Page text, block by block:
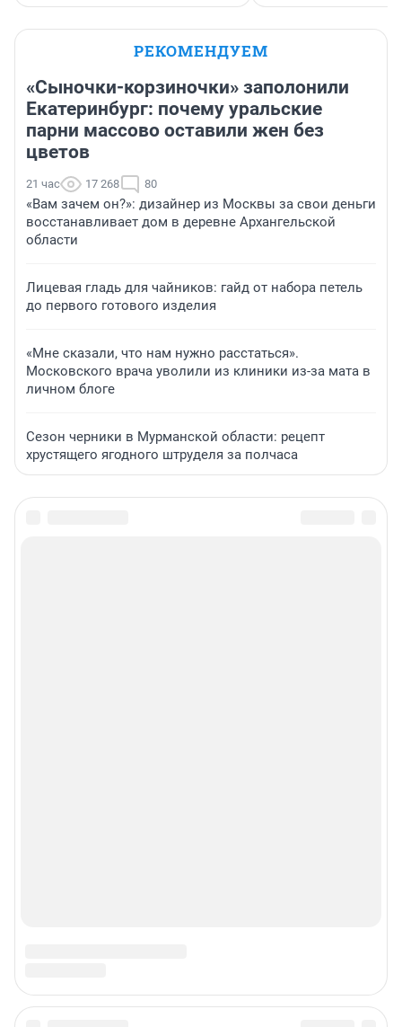
РЕКОМЕНДУЕМ
«Сыночки-корзиночки» заполонили
Екатеринбург: почему уральские
парни массово оставили жен без
цветов
21 час 17 268 80
«Вам зачем он?»: дизайнер из Москвы за свои деньги
восстанавливает дом в деревне Архангельской
области
Лицевая гладь для чайников: гайд от набора петель
до первого готового изделия
«Мне сказали, что нам нужно расстаться».
Московского врача уволили из клиники из-за мата в
личном блоге
Сезон черники в Мурманской области: рецепт
хрустящего ягодного штруделя за полчаса